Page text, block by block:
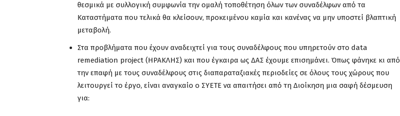
θεσμικά με συλλογική συμφωνία την ομαλή τοποθέτηση όλων των συναδέλφων από τα
Καταστήματα που τελικά θα κλείσουν, προκειμένου καμία και κανένας να μην υποστεί βλαπτική
μεταβολή.
Στα προβλήματα που έχουν αναδειχτεί για τους συναδέλφους που υπηρετούν στο data
remediation project (ΗΡΑΚΛΗΣ) και που έγκαιρα ως ΔΑΣ έχουμε επισημάνει. Όπως φάνηκε κι από
την επαφή με τους συναδέλφους στις διαπαραταξιακές περιοδείες σε όλους τους χώρους που
λειτουργεί το έργο, είναι αναγκαίο ο ΣΥΕΤΕ να απαιτήσει από τη Διοίκηση μια σαφή δέσμευση
για: